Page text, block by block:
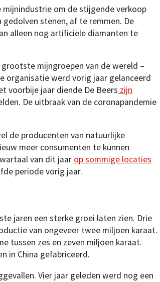
om de stijgende verkoop
stenen, af te remmen. De
alleen nog artificiële diamanten te
mijngroepen van de wereld –
organisatie werd vorig jaar gelanceerd
voorbije jaar diende De Beers zijn
De uitbraak van de coronapandemie
de producenten van natuurlijke
meer consumenten te kunnen
van dit jaar op sommige locaties
periode vorig jaar.
jaren een sterke groei laten zien. Drie
van ongeveer twee miljoen karaat.
tussen zes en zeven miljoen karaat.
in China gefabriceerd.
Vier jaar geleden werd nog een